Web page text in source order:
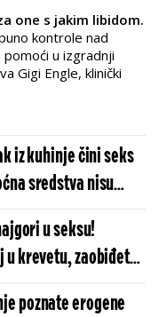
one s jakim libidom.
kontrole nad
u izgradnji
Gigi Engle, klinički
iz kuhinje čini seks
sredstva nisu
pucati
u seksu!
u krevetu, zaobiđete
akciju
poznate erogene